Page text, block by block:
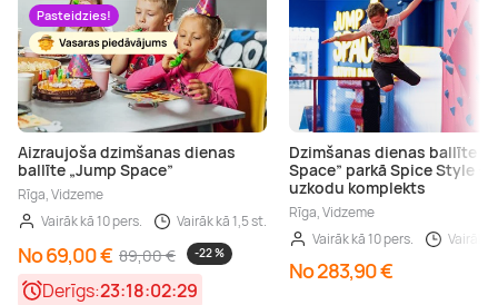
Pasteidzies!
Aizraujoša dzimšanas dienas
ballīte „Jump Space”
Rīga, Vidzeme
Vairāk kā 10 pers.
Vairāk kā 1,5 st.
No 69,00 € 89,00 € -22 %
Derīgs:23:18:02:27
Dzimšanas dienas ballīte
Space” parkā Spice Style +
uzkodu komplekts
Rīga, Vidzeme
Vairāk kā 10 pers.
Vairāk
No 283,90 €